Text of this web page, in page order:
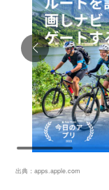
出典： apps.apple.com